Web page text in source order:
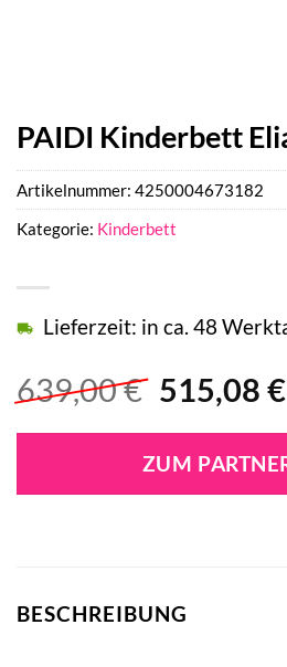
PAIDI Kinderbett
639,00€
war:
639,00 €
515,08 €
Lieferzeit: in ca. 48
ZUM
Artikelnummer: 4250004673182
Kategorie: Kinderbett
BESCHREIBUNG